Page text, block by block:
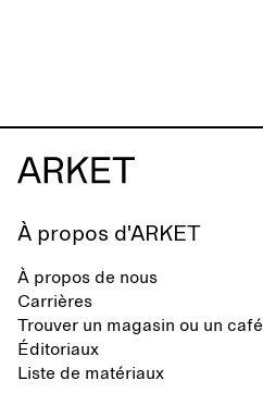
À propos d'ARKET
À propos de nous
Carrières
Trouver un magasin ou un café
Éditoriaux
Liste de matériaux